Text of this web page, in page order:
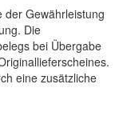
der Gewährleistung
Die
bei Übergabe
eine zusätzliche